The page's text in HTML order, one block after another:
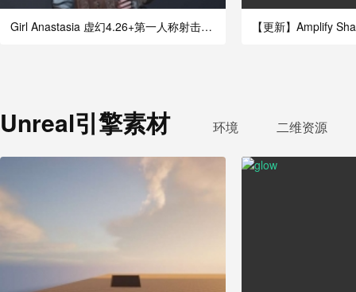
Girl Anastasia 虚幻4.26+第一人称射击女性 【更新】Amplify
Unreal引擎素材 环境 二维资源